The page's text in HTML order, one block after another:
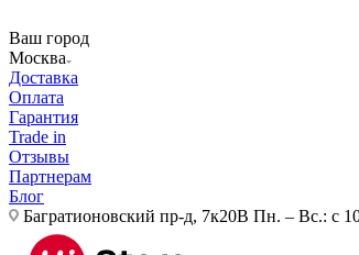
Ваш город
Москва
Доставка
Оплата
Гарантия
Trade in
Отзывы
Партнерам
Блог
Багратионовский пр-д, 7к20В Пн. – Вс.: с